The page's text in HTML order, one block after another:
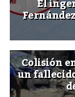
Colisión
un